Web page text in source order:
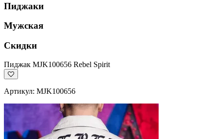
Пиджаки
Мужская
Скидки
Пиджак MJK100656 Rebel Spirit
Артикул: MJK100656